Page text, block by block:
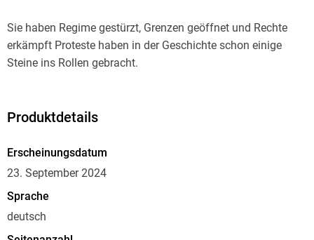
Sie haben Regime gestürzt, Grenzen geöffnet und Rechte
erkämpft Proteste haben in der Geschichte schon einige
Steine ins Rollen gebracht.
protestiert: von Frauen, die ihre Kopftücher verbrennen, über
Klimaaktivist:innen, die sich am Boden festkleben, bis hin zu
Social-Media-Posts unter Hashtags wie GegenRechts,
Der Protestforscher Tareq Sydiq beleuchtet in seinem Buch
die neue Protestkultur anhand zahlreicher Beispiele.
Produktdetails
Erscheinungsdatum
23. September 2024
Sprache
deutsch